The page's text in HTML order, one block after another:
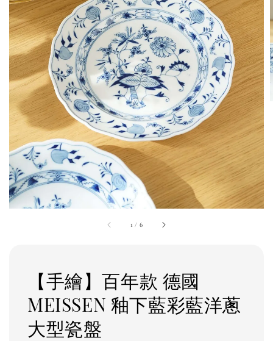
1 / 6
【手繪】百年款 德國
MEISSEN 釉下藍彩藍洋蔥
大型瓷盤